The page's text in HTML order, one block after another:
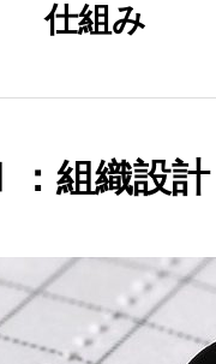
仕組み
Ⅰ：組織設計